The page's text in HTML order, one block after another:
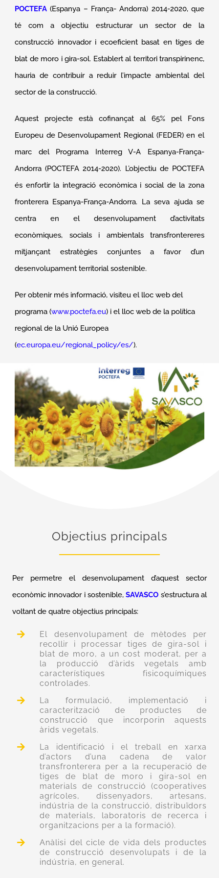
POCTEFA (Espanya – França- Andorra) 2014-2020, que
té com a objectiu estructurar un sector de la
construcció innovador i ecoeficient basat en tiges de
blat de moro i gira-sol. Establert al territori transpirinenc,
hauria de contribuir a reduir l’impacte ambiental del
sector de la construcció.
Aquest projecte està cofinançat al 65% pel Fons
Europeu de Desenvolupament Regional (FEDER) en el
marc del Programa Interreg V-A Espanya-França-
Andorra (POCTEFA 2014-2020). L’objectiu de POCTEFA
és enfortir la integració econòmica i social de la zona
fronterera Espanya-França-Andorra. La seva ajuda se
centra en el desenvolupament d’activitats
econòmiques, socials i ambientals transfrontereres
mitjançant estratègies conjuntes a favor d’un
desenvolupament territorial sostenible.
Per obtenir més informació, visiteu el lloc web del
programa (www.poctefa.eu) i el lloc web de la política
regional de la Unió Europea
(ec.europa.eu/regional_policy/es/).
Objectius principals
Per permetre el desenvolupament d’aquest sector
econòmic innovador i sostenible,SAVASCO s’estructura al
voltant de quatre objectius principals:
El desenvolupament de mètodes per
recollir i processar tiges de gira-sol i
blat de moro, a un cost moderat, per a
la producció d’àrids vegetals amb
característiques fisicoquímiques
controlades.
La formulació, implementació i
caracterització de productes de
construcció que incorporin aquests
àrids vegetals.
La identificació i el treball en xarxa
d’actors d’una cadena de valor
transfronterera per a la recuperació de
tiges de blat de moro i gira-sol en
materials de construcció (cooperatives
agrícoles, dissenyadors, artesans,
indústria de la construcció, distribuïdors
de materials, laboratoris de recerca i
organitzacions per a la formació).
Anàlisi del cicle de vida dels productes
de construcció desenvolupats i de la
indústria, en general.